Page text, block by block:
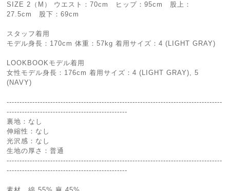
SIZE 2（M） ウエスト：70cm ヒップ：95cm 股上：
27.5cm 股下：69cm
スタッフ着用
モデル身長：170cm 体重：57kg 着用サイズ：4 (LIGHT GRAY)
LOOKBOOKモデル着用
女性モデル身長：176cm 着用サイズ：4 (LIGHT GRAY), 5
(NAVY)
------------------------------------------------------------------------------------
-----------------------------------------------
裏地：なし
伸縮性：なし
光沢感：なし
生地の厚さ：普通
------------------------------------------------------------------------------------
-----------------------------------------------